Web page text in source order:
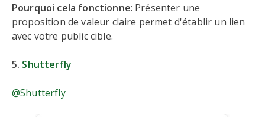
Pourquoi cela fonctionne: Présenter une
proposition de valeur claire permet d'établir un lien
avec votre public cible.
5. Shutterfly
@Shutterfly